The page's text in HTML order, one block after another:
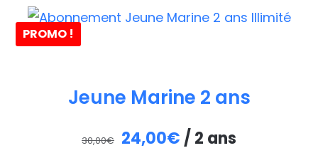
PROMO !
Jeune Marine 2 ans
30,00€ Le
24,00€ Le
/ 2 ans